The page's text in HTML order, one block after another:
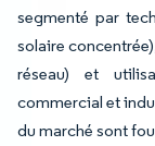
segmenté par
solaire
réseau) et
commercial et
du marché sont